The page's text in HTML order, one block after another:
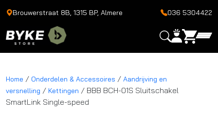
Brouwerstraat 8B, 1315 BP, Almere 036 5304422
Home / Onderdelen & Accessoires / Aandrijving en
versnelling / Kettingen / BBB BCH-01S Sluitschakel
SmartLink Single-speed